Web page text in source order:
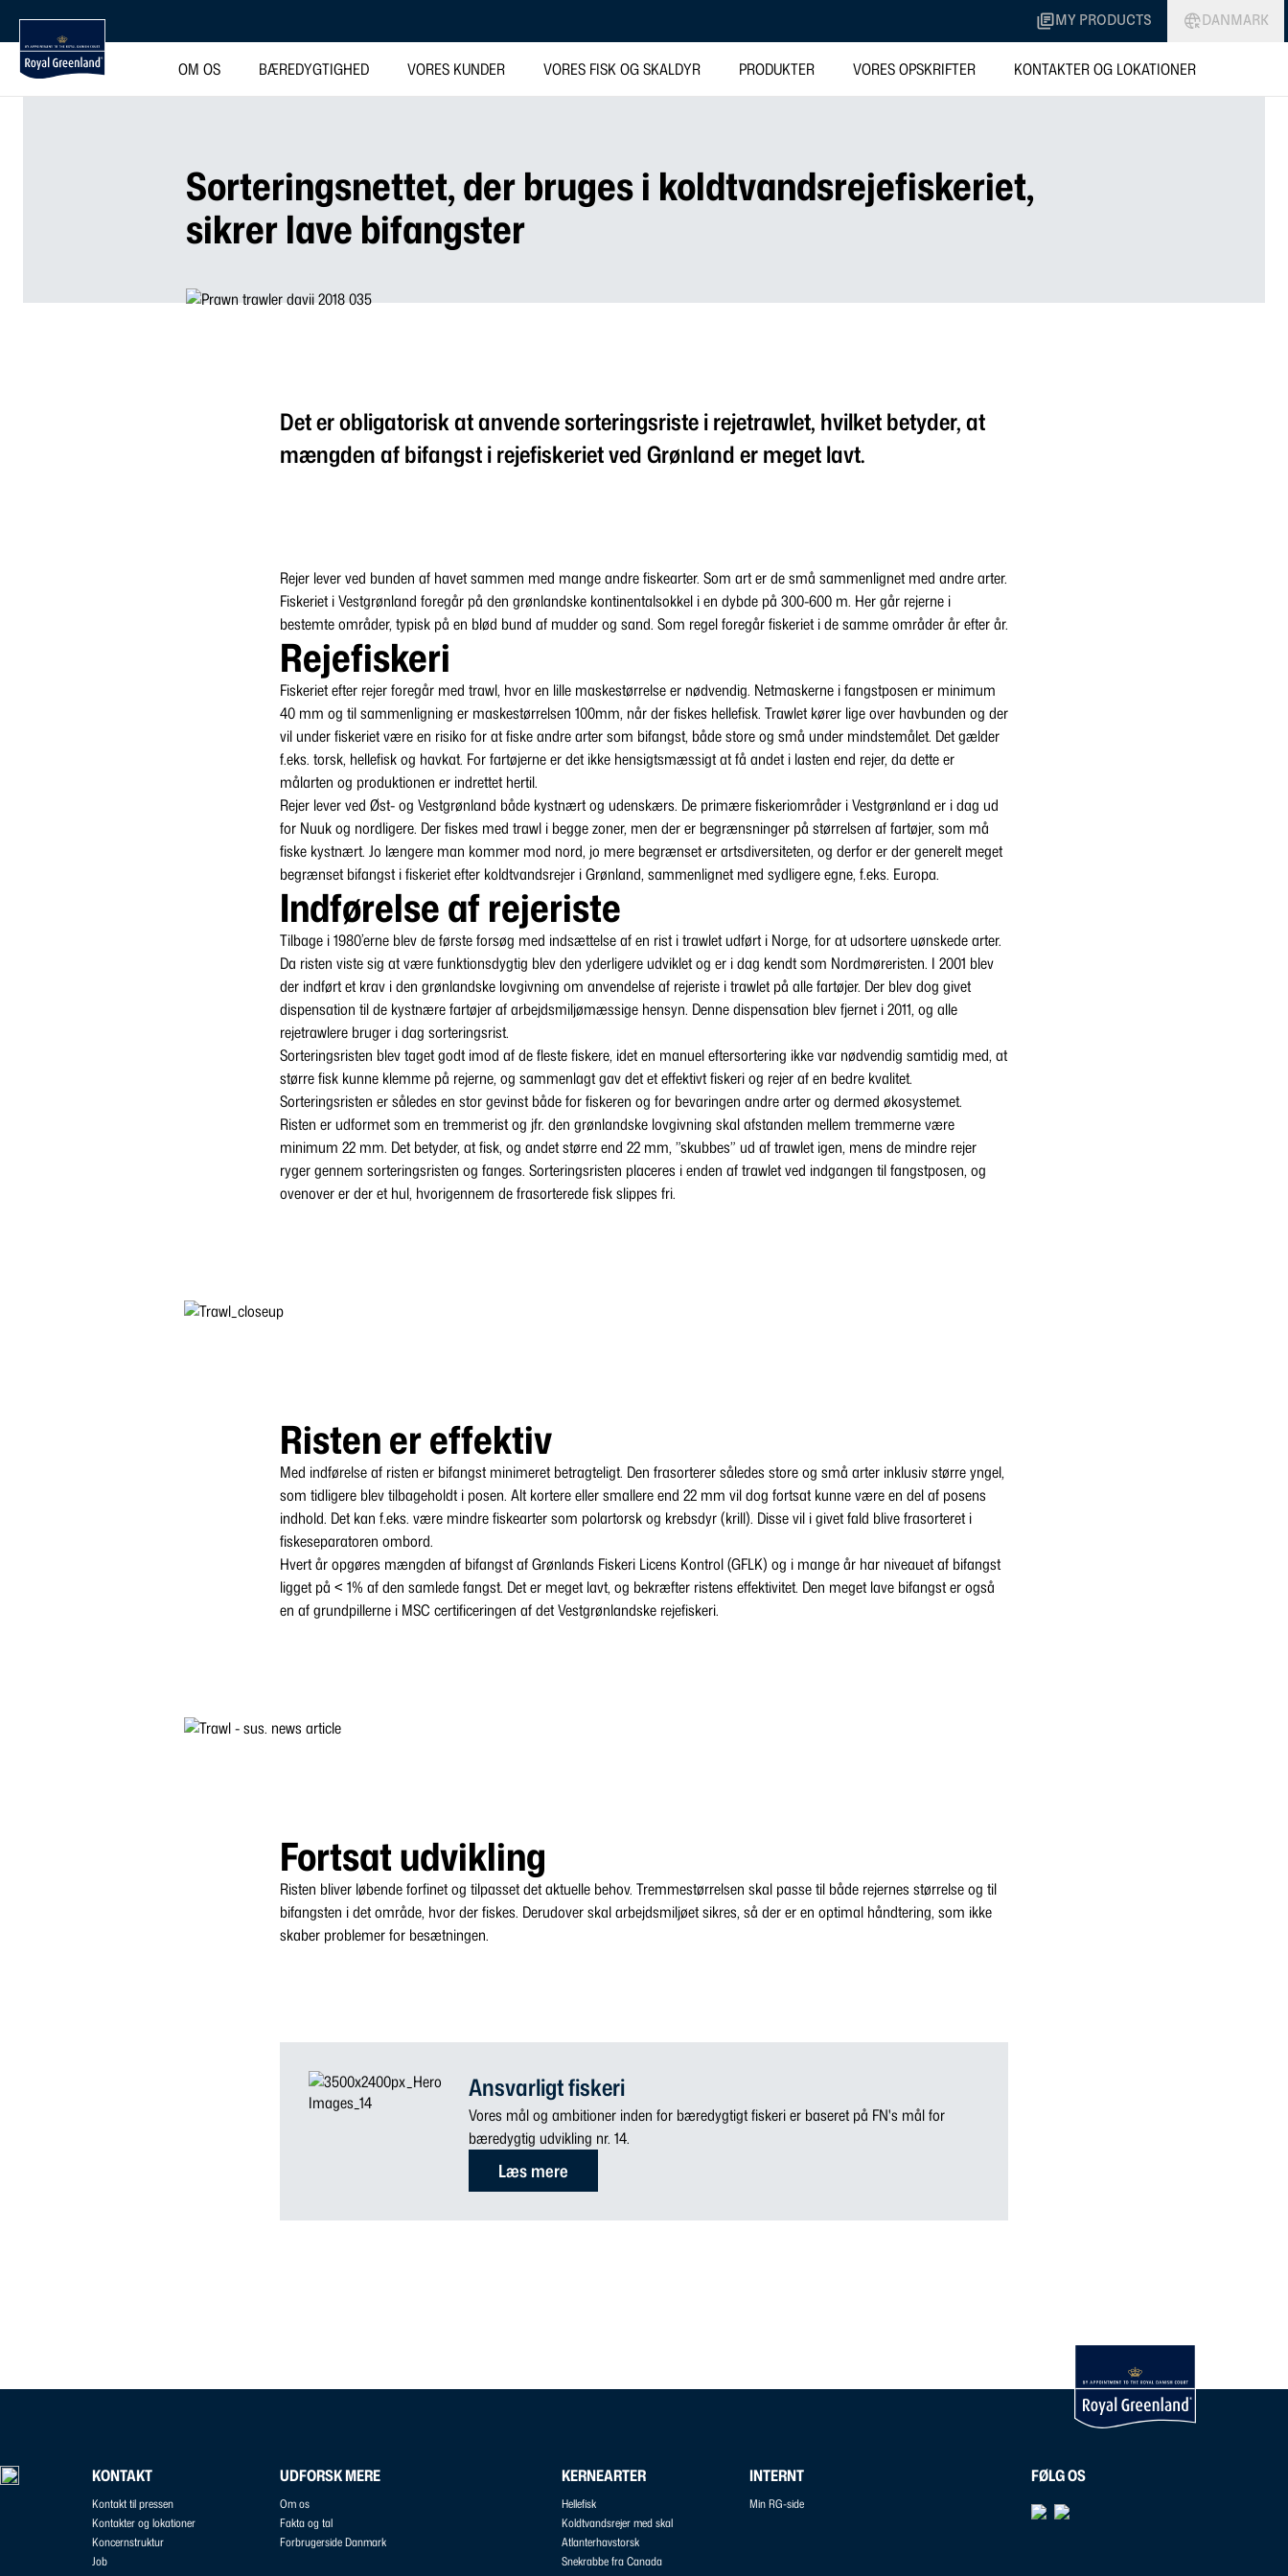
MY PRODUCTS DANMARK
OM OS BÆREDYGTIGHED VORES KUNDER VORES FISK OG SKALDYR PRODUKTER VORES OPSKRIFTER KONTAKTER OG LOKATIONER
Sorteringsnettet, der bruges i koldtvandsrejefiskeriet,
sikrer lave bifangster
Det er obligatorisk at anvende sorteringsriste i rejetrawlet, hvilket betyder, at
mængden af bifangst i rejefiskeriet ved Grønland er meget lavt.
Rejer lever ved bunden af havet sammen med mange andre fiskearter. Som art er de små sammenlignet med andre arter.
Fiskeriet i Vestgrønland foregår på den grønlandske kontinentalsokkel i en dybde på 300-600 m. Her går rejerne i
bestemte områder, typisk på en blød bund af mudder og sand. Som regel foregår fiskeriet i de samme områder år efter år.
Rejefiskeri
Fiskeriet efter rejer foregår med trawl, hvor en lille maskestørrelse er nødvendig. Netmaskerne i fangstposen er minimum
40 mm og til sammenligning er maskestørrelsen 100mm, når der fiskes hellefisk. Trawlet kører lige over havbunden og der
vil under fiskeriet være en risiko for at fiske andre arter som bifangst, både store og små under mindstemålet. Det gælder
f.eks. torsk, hellefisk og havkat. For fartøjerne er det ikke hensigtsmæssigt at få andet i lasten end rejer, da dette er
målarten og produktionen er indrettet hertil.
Rejer lever ved Øst- og Vestgrønland både kystnært og udenskærs. De primære fiskeriområder i Vestgrønland er i dag ud
for Nuuk og nordligere. Der fiskes med trawl i begge zoner, men der er begrænsninger på størrelsen af fartøjer, som må
fiske kystnært. Jo længere man kommer mod nord, jo mere begrænset er artsdiversiteten, og derfor er der generelt meget
begrænset bifangst i fiskeriet efter koldtvandsrejer i Grønland, sammenlignet med sydligere egne, f.eks. Europa.
Indførelse af rejeriste
Tilbage i 1980’erne blev de første forsøg med indsættelse af en rist i trawlet udført i Norge, for at udsortere uønskede arter.
Da risten viste sig at være funktionsdygtig blev den yderligere udviklet og er i dag kendt som Nordmøreristen. I 2001 blev
der indført et krav i den grønlandske lovgivning om anvendelse af rejeriste i trawlet på alle fartøjer. Der blev dog givet
dispensation til de kystnære fartøjer af arbejdsmiljømæssige hensyn. Denne dispensation blev fjernet i 2011, og alle
rejetrawlere bruger i dag sorteringsrist.
Sorteringsristen blev taget godt imod af de fleste fiskere, idet en manuel eftersortering ikke var nødvendig samtidig med, at
større fisk kunne klemme på rejerne, og sammenlagt gav det et effektivt fiskeri og rejer af en bedre kvalitet.
Sorteringsristen er således en stor gevinst både for fiskeren og for bevaringen andre arter og dermed økosystemet.
Risten er udformet som en tremmerist og jfr. den grønlandske lovgivning skal afstanden mellem tremmerne være
minimum 22 mm. Det betyder, at fisk, og andet større end 22 mm, ”skubbes” ud af trawlet igen, mens de mindre rejer
ryger gennem sorteringsristen og fanges. Sorteringsristen placeres i enden af trawlet ved indgangen til fangstposen, og
ovenover er der et hul, hvorigennem de frasorterede fisk slippes fri.
Risten er effektiv
Med indførelse af risten er bifangst minimeret betragteligt. Den frasorterer således store og små arter inklusiv større yngel,
som tidligere blev tilbageholdt i posen. Alt kortere eller smallere end 22 mm vil dog fortsat kunne være en del af posens
indhold. Det kan f.eks. være mindre fiskearter som polartorsk og krebsdyr (krill). Disse vil i givet fald blive frasorteret i
fiskeseparatoren ombord.
Hvert år opgøres mængden af bifangst af Grønlands Fiskeri Licens Kontrol (GFLK) og i mange år har niveauet af bifangst
ligget på < 1% af den samlede fangst. Det er meget lavt, og bekræfter ristens effektivitet. Den meget lave bifangst er også
en af grundpillerne i MSC certificeringen af det Vestgrønlandske rejefiskeri.
Fortsat udvikling
Risten bliver løbende forfinet og tilpasset det aktuelle behov. Tremmestørrelsen skal passe til både rejernes størrelse og til
bifangsten i det område, hvor der fiskes. Derudover skal arbejdsmiljøet sikres, så der er en optimal håndtering, som ikke
skaber problemer for besætningen.
Ansvarligt fiskeri
Vores mål og ambitioner inden for bæredygtigt fiskeri er baseret på FN's mål for
bæredygtig udvikling nr. 14.
Læs mere
KONTAKT
Kontakt til pressen
Kontakter og lokationer
Koncernstruktur
Job
UDFORSK MERE
Om os
Fakta og tal
Forbrugerside Danmark
KERNEARTER
Hellefisk
Koldtvandsrejer med skal
Atlanterhavstorsk
Snekrabbe fra Canada
INTERNT
Min RG-side
FØLG OS